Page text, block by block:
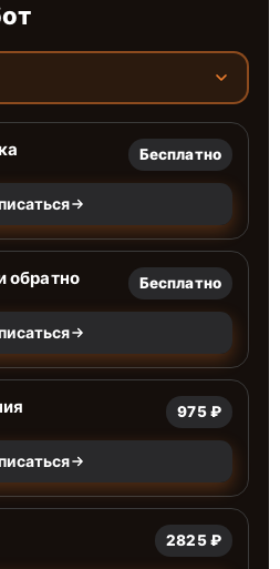
Бесплатно
обратно Бесплатно
975 ₽
2825 ₽